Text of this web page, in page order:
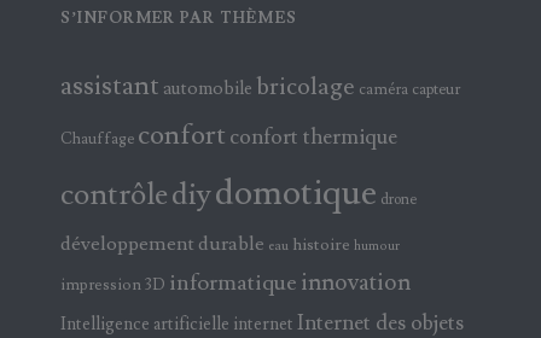
S’INFORMER PAR THÈMES
assistant automobile bricolage caméra capteur
Chauffage confort confort thermique
contrôlediydomotique drone
développement durable eau histoire humour
impression 3D informatique innovation
Intelligence artificielle internet Internet des objets